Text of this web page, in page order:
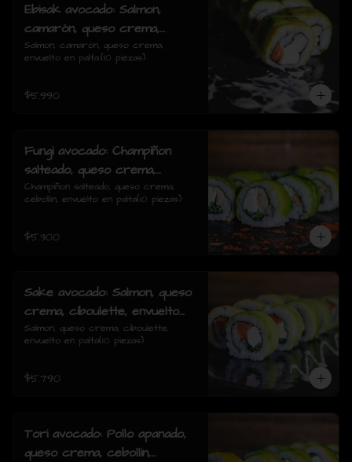
Ebisak avocado: Salmon,
camarón, queso crema,
envuelto en palta.
Salmon, camarón, queso crema,
envuelto en palta.(10 piezas)
$5.990
Fungi avocado: Champiñon
salteado, queso crema,
cebollin, envuelto en palta
Champiñon salteado, queso crema,
cebollin, envuelto en palta(10 piezas)
$5.300
Sake avocado: Salmon, queso
crema, ciboulette, envuelto
en palta
Salmon, queso crema, ciboulette,
envuelto en palta(10 piezas)
$5.790
Tori avocado: Pollo apanado,
queso crema, cebollin,